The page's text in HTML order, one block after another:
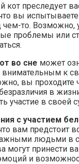
кот преследует
вы испытываете
чем-то. Возможно,
проблемы или
во сне может
внимательным к
вы проходите
в
участие в своей
с участием
вам предстоит
людьми в
могут принести
и